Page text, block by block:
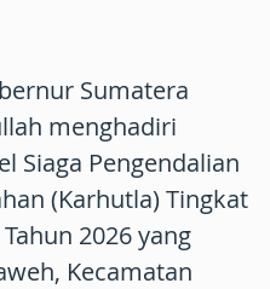
Sumatera
menghadiri
Siaga Pengendalian
(Karhutla) Tingkat
2026 yang
Kecamatan